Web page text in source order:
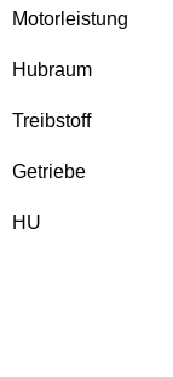
Motorleistung
Hubraum
Treibstoff
Getriebe
HU